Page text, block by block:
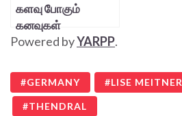
களவு போகும்
கனவுகள்
Powered byYARPP.
GERMANY LISE MEITNER
THENDRAL